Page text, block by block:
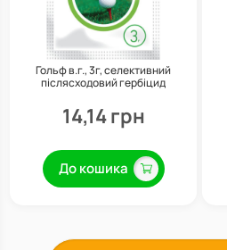
Гольф в.г., 3г, селективний
післясходовий гербіцид
14,14 грн
До кошика